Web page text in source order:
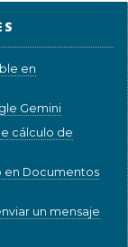
en
Gemini
cálculo de
en Documentos
un mensaje